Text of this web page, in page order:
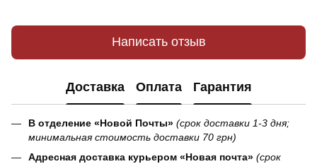
Написать отзыв
Доставка Оплата Гарантия
В отделение «Новой Почты» (срок доставки 1-3 дня;
минимальная стоимость доставки 70 грн)
Адресная доставка курьером «Новая почта» (срок